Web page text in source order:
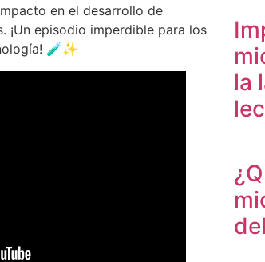
en el desarrollo de
episodio imperdible para los
🧪✨
la